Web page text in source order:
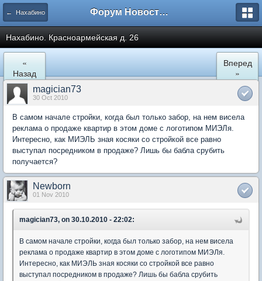
← Нахабино Форум Новостройки
Нахабино. Красноармейская д. 26
«
Назад
Вперед
»
magician73
30 Oct 2010
В самом начале стройки, когда был только забор, на нем висела
реклама о продаже квартир в этом доме с логотипом МИЭЛя.
Интересно, как МИЭЛЬ зная косяки со стройкой все равно
выступал посредником в продаже? Лишь бы бабла срубить
получается?
Newborn
01 Nov 2010
magician73, on 30.10.2010 - 22:02:
В самом начале стройки, когда был только забор, на нем висела
реклама о продаже квартир в этом доме с логотипом МИЭЛя.
Интересно, как МИЭЛЬ зная косяки со стройкой все равно
выступал посредником в продаже? Лишь бы бабла срубить